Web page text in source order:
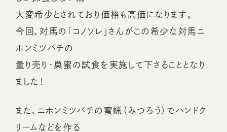
大変希少とされており価格も高価になります。
今回、対馬の「コノソレ」さんがこの希少な対馬ニ
ホンミツバチの
量り売り・巣蜜の試食を実施して下さることとなり
ました！
また、ニホンミツバチの蜜蝋（みつろう）でハンドク
リームなどを作る